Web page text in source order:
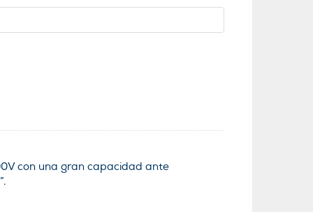
con una gran capacidad ante